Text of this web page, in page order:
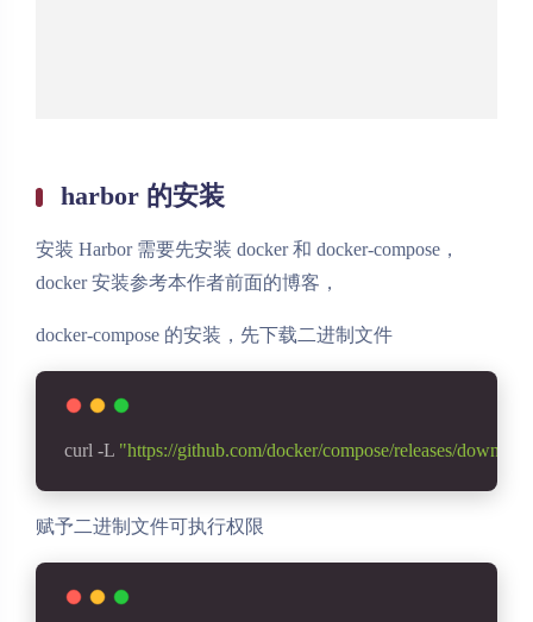
harbor 的安装
安装 Harbor 需要先安装 docker 和 docker-compose，
docker 安装参考本作者前面的博客，
docker-compose 的安装，先下载二进制文件
curl -L "https://github.com/docker/compose/releases/
赋予二进制文件可执行权限